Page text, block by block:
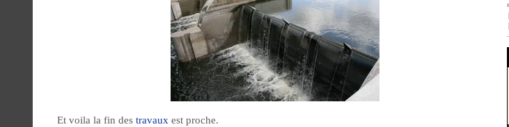
Et voila la fin des travaux est proche.